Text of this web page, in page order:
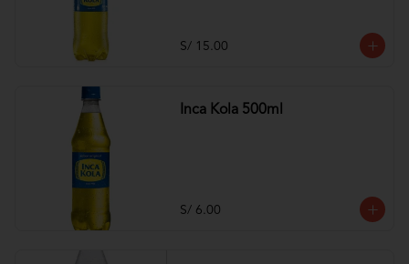
S/ 15.00
Inca Kola 500ml
S/ 6.00